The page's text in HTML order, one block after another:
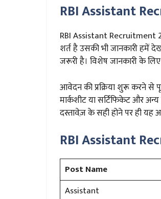
RBI Assistant
RBI Assistant Recruitment
शर्त है उसकी भी जानकारी हमें
जरूरी है। विशेष जानकारी के
आवेदन की प्रक्रिया शुरू करने से
मार्कशीट या सर्टिफिकेट और
दस्तावेज़ के सही होने पर ही यह
RBI Assistant
Post Name
Assistant